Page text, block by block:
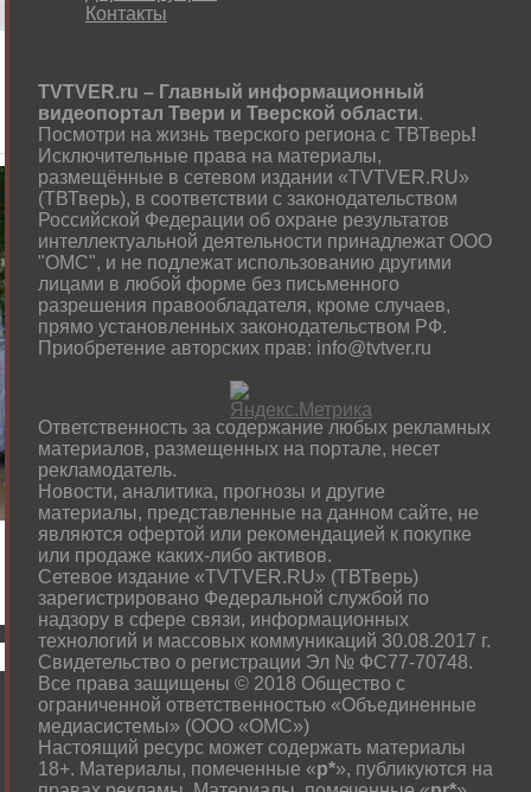
Контакты
TVTVER.ru – Главный информационный
видеопортал Твери и Тверской области.
Посмотри на жизнь тверского региона с ТВТверь!
Исключительные права на материалы,
размещённые в сетевом издании «TVTVER.RU»
(ТВТверь), в соответствии с законодательством
Российской Федерации об охране результатов
интеллектуальной деятельности принадлежат ООО
"ОМС", и не подлежат использованию другими
лицами в любой форме без письменного
разрешения правообладателя, кроме случаев,
прямо установленных законодательством РФ.
Приобретение авторских прав: info@tvtver.ru
Ответственность за содержание любых рекламных
материалов, размещенных на портале, несет
рекламодатель.
Новости, аналитика, прогнозы и другие
материалы, представленные на данном сайте, не
являются офертой или рекомендацией к покупке
или продаже каких-либо активов.
Сетевое издание «TVTVER.RU» (ТВТверь)
зарегистрировано Федеральной службой по
надзору в сфере связи, информационных
технологий и массовых коммуникаций 30.08.2017 г.
Свидетельство о регистрации Эл № ФС77-70748.
Все права защищены © 2018 Общество с
ограниченной ответственностью «Объединенные
медиасистемы» (ООО «ОМС»)
Настоящий ресурс может содержать материалы
18+. Материалы, помеченные «р*», публикуются на